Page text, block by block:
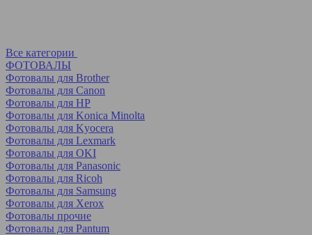
Все категории
ФОТОВАЛЫ
Фотовалы для Brother
Фотовалы для Canon
Фотовалы для HP
Фотовалы для Koniсa Minolta
Фотовалы для Kyocera
Фотовалы для Lexmark
Фотовалы для OKI
Фотовалы для Panasonic
Фотовалы для Ricoh
Фотовалы для Samsung
Фотовалы для Xerox
Фотовалы прочие
Фотовалы для Pantum